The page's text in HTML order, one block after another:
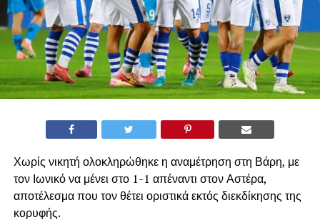
Χωρίς νικητή ολοκληρώθηκε η αναμέτρηση στη Βάρη, με
τον Ιωνικό να μένει στο 1-1 απέναντι στον Αστέρα,
αποτέλεσμα που τον θέτει οριστικά εκτός διεκδίκησης της
κορυφής.